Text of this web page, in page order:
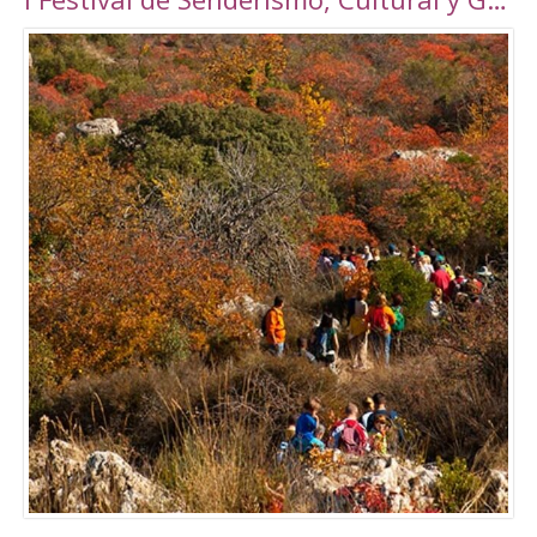
Torrepalma ***, con unas novedosas y amplias
instalaciones inauguradas en 2010, con una
superficie total de 6889 m2. Amplio abanico
de actividades tanto libres como dirigidas.
Tarifas Las tarifas para entradas individuales y
de forma puntual tienen un importe de
5,00€. También existe la posibilidad de
adquirir un Bono de 10 usos (válido durante 90
días) a un precio de 40,00€. Tanto el ticket
como el Bono son de uso personal e
intransferible. Con acceso durante todo el día
en los horarios abajo indicados. El precio de la
entrada a la piscina para un adulto es de 3,50€.
Para consultar el resto de precios y horarios
sigan este enlace:
http://alcalalarealesdeporte.com/tarifas/
Piscina Este centro cuenta, además de con el